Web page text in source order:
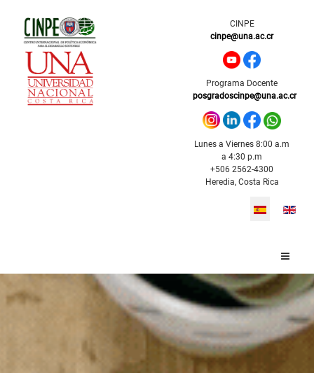
CINPE
cinpe@una.ac.cr
Programa Docente
posgradoscinpe@una.ac.cr
Lunes a Viernes 8:00 a.m
a 4:30 p.m
+506 2562-4300
Heredia, Costa Rica
Seleccione